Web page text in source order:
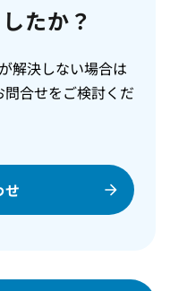
たか？
解決しない場合は
問合せをご検討くだ
せ